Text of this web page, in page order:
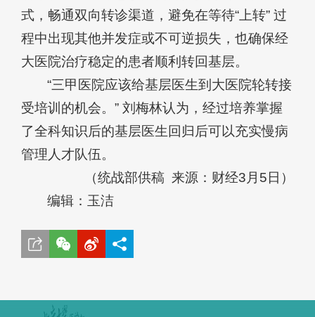
式，畅通双向转诊渠道，避免在等待“上转” 过
程中出现其他并发症或不可逆损失，也确保经
大医院治疗稳定的患者顺利转回基层。
“三甲医院应该给基层医生到大医院轮转接
受培训的机会。” 刘梅林认为，经过培养掌握
了全科知识后的基层医生回归后可以充实慢病
管理人才队伍。
（统战部供稿 来源：财经3月5日）
编辑：玉洁